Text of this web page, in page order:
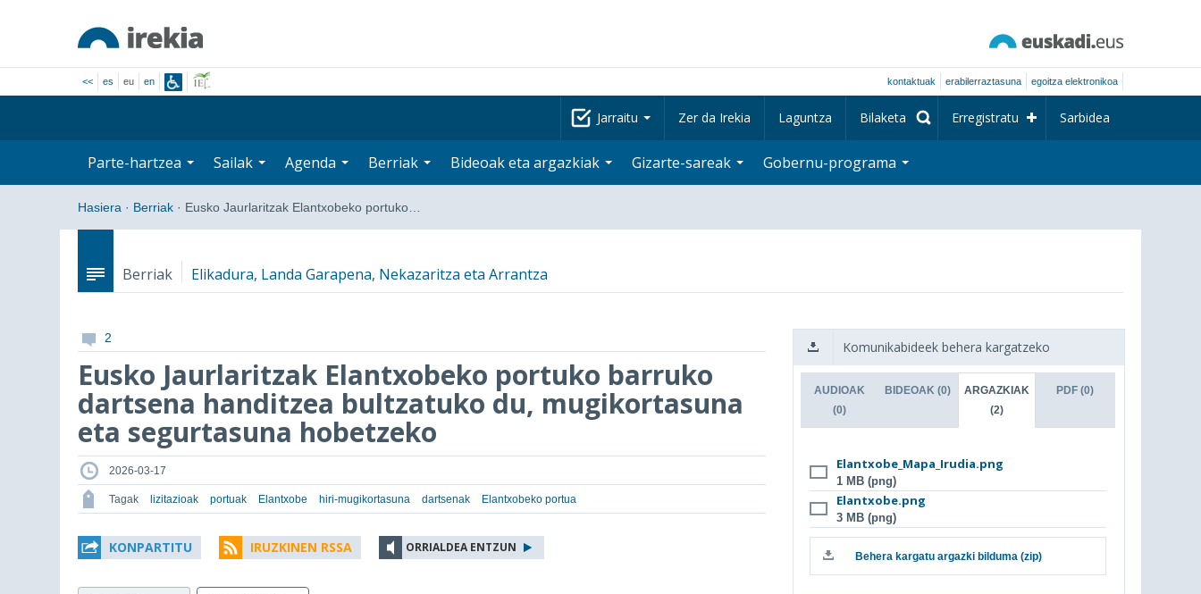
<< es eu en kontaktuak erabilerraztasuna egoitza elektronikoa
Jarraitu Zer da Irekia Laguntza Bilaketa Erregistratu Sarbidea
Parte-hartzea Sailak Agenda Berriak Bideoak eta argazkiak Gizarte-sareak Gobernu-programa
Hasiera · Berriak · Eusko Jaurlaritzak Elantxobeko portuko…
Berriak Elikadura, Landa Garapena, Nekazaritza eta Arrantza
2
Eusko Jaurlaritzak Elantxobeko portuko barruko
dartsena handitzea bultzatuko du, mugikortasuna
eta segurtasuna hobetzeko
2026-03-17
Tagak lizitazioak portuak Elantxobe hiri-mugikortasuna dartsenak Elantxobeko portua
KONPARTITU IRUZKINEN RSSA ORRIALDEA ENTZUN
Komunikabideek behera kargatzeko
AUDIOAK
(0)
BIDEOAK (0)
ARGAZKIAK
(2)
PDF (0)
Elantxobe_Mapa_Irudia.png
1 MB (png)
Elantxobe.png
3 MB (png)
Behera kargatu argazki bilduma (zip)